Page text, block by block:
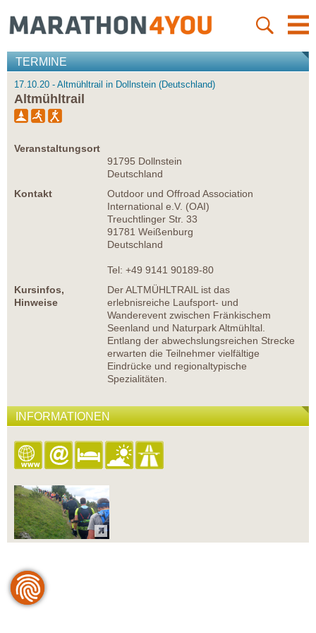
TERMINE
17.10.20 - Altmühltrail in Dollnstein (Deutschland)
Altmühltrail
Veranstaltungsort
91795 Dollnstein
Deutschland
Kontakt
Outdoor und Offroad Association
International e.V. (OAI)
Treuchtlinger Str. 33
91781 Weißenburg
Deutschland
Tel: +49 9141 90189-80
Kursinfos,
Hinweise
Der ALTMÜHLTRAIL ist das
erlebnisreiche Laufsport- und
Wanderevent zwischen Fränkischem
Seenland und Naturpark Altmühltal.
Entlang der abwechslungsreichen Strecke
erwarten die Teilnehmer vielfältige
Eindrücke und regionaltypische
Spezialitäten.
INFORMATIONEN